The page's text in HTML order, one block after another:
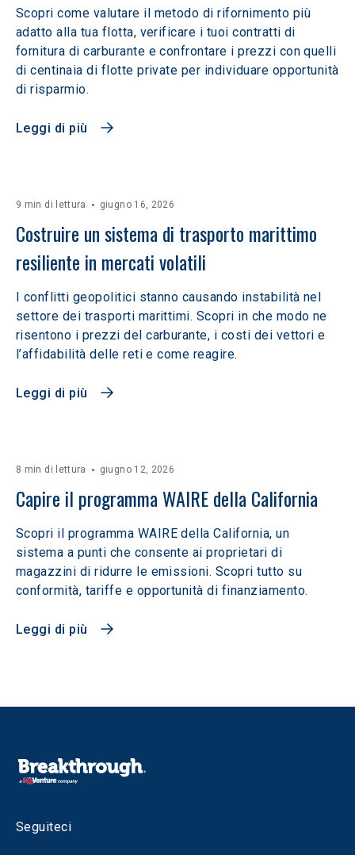
Scopri come valutare il metodo di rifornimento più
adatto alla tua flotta, verificare i tuoi contratti di
fornitura di carburante e confrontare i prezzi con quelli
di centinaia di flotte private per individuare opportunità
di risparmio.
Leggi di più
9 min di lettura giugno 16, 2026
Costruire un sistema di trasporto marittimo
resiliente in mercati volatili
I conflitti geopolitici stanno causando instabilità nel
settore dei trasporti marittimi. Scopri in che modo ne
risentono i prezzi del carburante, i costi dei vettori e
l’affidabilità delle reti e come reagire.
Leggi di più
8 min di lettura giugno 12, 2026
Capire il programma WAIRE della California
Scopri il programma WAIRE della California, un
sistema a punti che consente ai proprietari di
magazzini di ridurre le emissioni. Scopri tutto su
conformità, tariffe e opportunità di finanziamento.
Leggi di più
Seguiteci